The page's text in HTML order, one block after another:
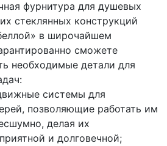
фурнитура для душевых
стеклянных конструкций
в широчайшем
сможете
необходимые детали для
системы для
позволяющие работать им
делая их
и долговечной;